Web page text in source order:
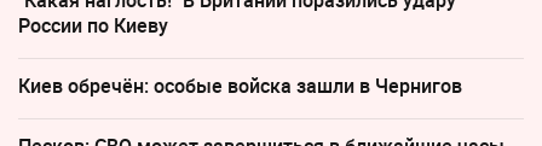
России по Киеву
Киев обречён: особые войска зашли в Чернигов